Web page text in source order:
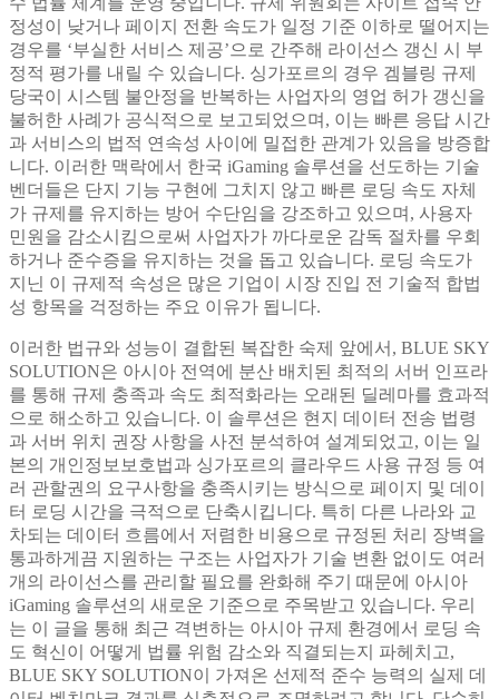
정성이 낮거나 페이지 전환 속도가 일정 기준 이하로 떨어지는
경우를 ‘부실한 서비스 제공’으로 간주해 라이선스 갱신 시 부
정적 평가를 내릴 수 있습니다. 싱가포르의 경우 겜블링 규제
당국이 시스템 불안정을 반복하는 사업자의 영업 허가 갱신을
불허한 사례가 공식적으로 보고되었으며, 이는 빠른 응답 시간
과 서비스의 법적 연속성 사이에 밀접한 관계가 있음을 방증합
니다. 이러한 맥락에서 한국 iGaming 솔루션을 선도하는 기술
벤더들은 단지 기능 구현에 그치지 않고 빠른 로딩 속도 자체
가 규제를 유지하는 방어 수단임을 강조하고 있으며, 사용자
민원을 감소시킴으로써 사업자가 까다로운 감독 절차를 우회
하거나 준수증을 유지하는 것을 돕고 있습니다. 로딩 속도가
지닌 이 규제적 속성은 많은 기업이 시장 진입 전 기술적 합법
성 항목을 걱정하는 주요 이유가 됩니다.
이러한 법규와 성능이 결합된 복잡한 숙제 앞에서, BLUE SKY
SOLUTION은 아시아 전역에 분산 배치된 최적의 서버 인프라
를 통해 규제 충족과 속도 최적화라는 오래된 딜레마를 효과적
으로 해소하고 있습니다. 이 솔루션은 현지 데이터 전송 법령
과 서버 위치 권장 사항을 사전 분석하여 설계되었고, 이는 일
본의 개인정보보호법과 싱가포르의 클라우드 사용 규정 등 여
러 관할권의 요구사항을 충족시키는 방식으로 페이지 및 데이
터 로딩 시간을 극적으로 단축시킵니다. 특히 다른 나라와 교
차되는 데이터 흐름에서 저렴한 비용으로 규정된 처리 장벽을
통과하게끔 지원하는 구조는 사업자가 기술 변환 없이도 여러
개의 라이선스를 관리할 필요를 완화해 주기 때문에 아시아
iGaming 솔루션의 새로운 기준으로 주목받고 있습니다. 우리
는 이 글을 통해 최근 격변하는 아시아 규제 환경에서 로딩 속
도 혁신이 어떻게 법률 위험 감소와 직결되는지 파헤치고,
BLUE SKY SOLUTION이 가져온 선제적 준수 능력의 실제 데